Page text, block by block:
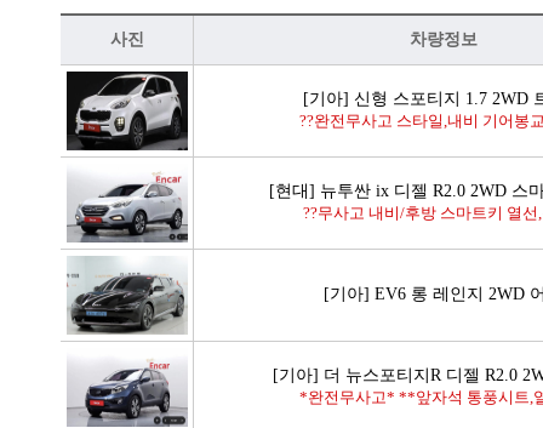
사진 차량정보
[기아] 신형 스포티지 1.7 2WD
??완전무사고 스타일,내비 기어봉
[현대] 뉴투싼 ix 디젤 R2.0 2WD 스
??무사고 내비/후방 스마트키 열선
[기아] EV6 롱 레인지 2WD
[기아] 더 뉴스포티지R 디젤 R2.0
*완전무사고* **앞자석 통풍시트,